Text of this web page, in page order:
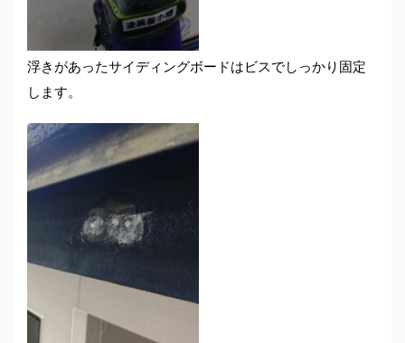
浮きがあったサイディングボードはビスでしっかり固定
します。